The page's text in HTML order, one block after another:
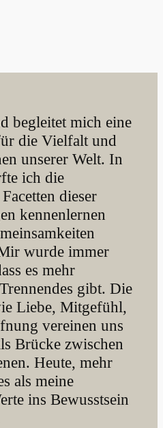
begleitet mich eine
die Vielfalt und
unserer Welt. In
ich die
dieser
kennenlernen
wurde immer
es mehr
gibt. Die
Liebe, Mitgefühl,
vereinen uns
Brücke zwischen
Heute, mehr
als meine
ins Bewusstsein